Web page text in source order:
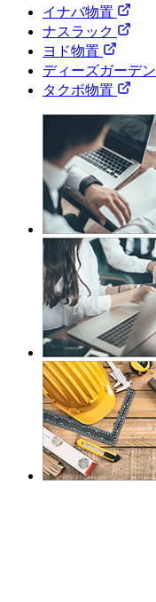
イナバ物置
ナスラック
ヨド物置
ディーズガーデン
タクボ物置